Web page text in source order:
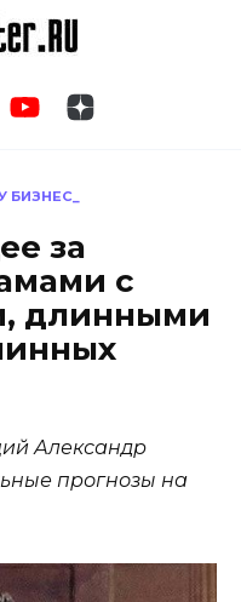
БИЗНЕС_
за
с
длинными
Александр
прогнозы на